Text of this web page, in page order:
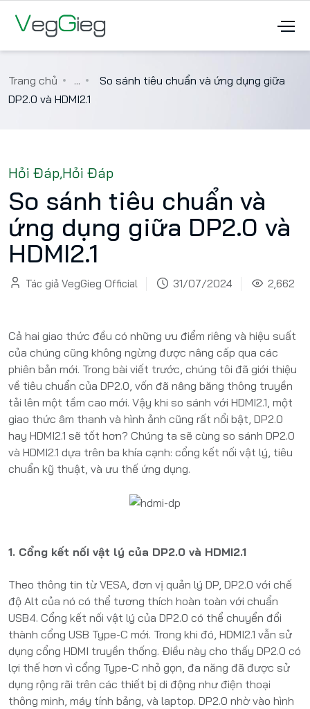
Trang chủ ...
So sánh tiêu chuẩn và ứng dụng giữa
DP2.0 và HDMI2.1
Hỏi Đáp,Hỏi Đáp
So sánh tiêu chuẩn và
ứng dụng giữa DP2.0 và
HDMI2.1
Tác giả VegGieg Official 31/07/2024 2,662
Cả hai giao thức đều có những ưu điểm riêng và hiệu suất
của chúng cũng không ngừng được nâng cấp qua các
phiên bản mới. Trong bài viết trước, chúng tôi đã giới thiệu
về tiêu chuẩn của DP2.0, vốn đã nâng băng thông truyền
tải lên một tầm cao mới. Vậy khi so sánh với HDMI2.1, một
giao thức âm thanh và hình ảnh cũng rất nổi bật, DP2.0
hay HDMI2.1 sẽ tốt hơn? Chúng ta sẽ cùng so sánh DP2.0
và HDMI2.1 dựa trên ba khía cạnh: cổng kết nối vật lý, tiêu
chuẩn kỹ thuật, và ưu thế ứng dụng.
1. Cổng kết nối vật lý của DP2.0 và HDMI2.1
Theo thông tin từ VESA, đơn vị quản lý DP, DP2.0 với chế
độ Alt của nó có thể tương thích hoàn toàn với chuẩn
USB4. Cổng kết nối vật lý của DP2.0 có thể chuyển đổi
thành cổng USB Type-C mới. Trong khi đó, HDMI2.1 vẫn sử
dụng cổng HDMI truyền thống. Điều này cho thấy DP2.0 có
lợi thế hơn vì cổng Type-C nhỏ gọn, đa năng đã được sử
dụng rộng rãi trên các thiết bị di động như điện thoại
thông minh, máy tính bảng, và laptop. DP2.0 nhờ vào hình